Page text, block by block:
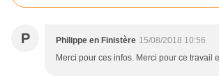
P Philippe en Finistère 15/08/2018 10:56
Merci pour ces infos. Merci pour ce travail